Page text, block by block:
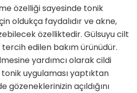
özelliği sayesinde tonik
oldukça faydalıdır ve akne,
özelliktedir. Gülsuyu cilt
edilen bakım ürünüdür.
yardımcı olarak cildi
uygulaması yaptıktan
açıldığını